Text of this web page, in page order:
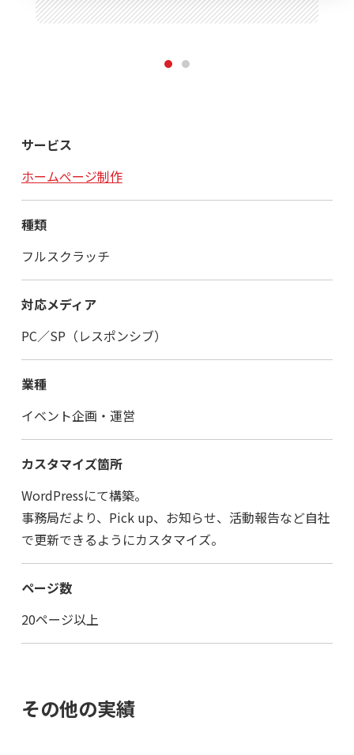
1 2
サービス
ホームぺージ制作
種類
フルスクラッチ
対応メディア
PC／SP（レスポンシブ）
業種
イベント企画・運営
カスタマイズ箇所
WordPressにて構築。
事務局だより、Pick up、お知らせ、活動報告など自社
で更新できるようにカスタマイズ。
ページ数
20ページ以上
その他の実績